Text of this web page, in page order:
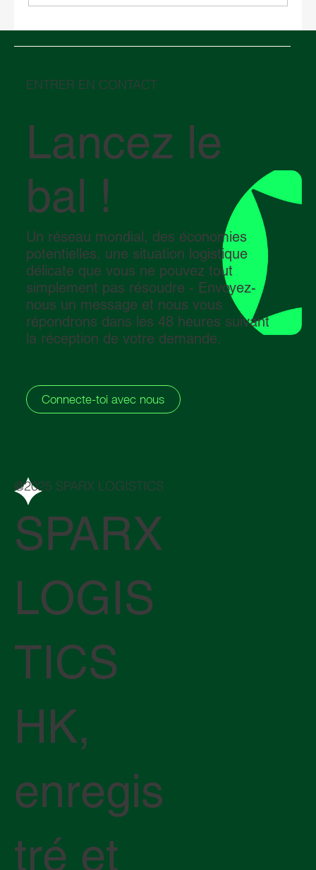
ENTRER EN CONTACT
Lancez le
bal !
Un réseau mondial, des économies
potentielles, une situation logistique
délicate que vous ne pouvez tout
simplement pas résoudre - Envoyez-
nous un message et nous vous
répondrons dans les 48 heures suivant
la réception de votre demande.
Connecte-toi avec nous
@2025 SPARX LOGISTICS
SPARX
LOGIS
TICS
HK,
enregis
tré et